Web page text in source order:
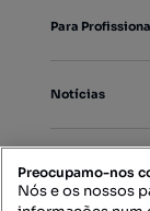
Para
Notícias
Preocupamo-nos
Nós e os nossos